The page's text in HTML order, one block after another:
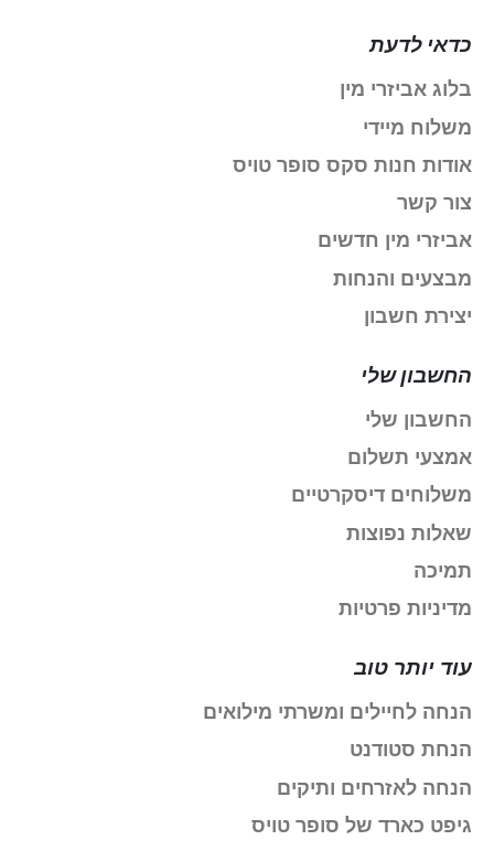
כדאי לדעת
בלוג אביזרי מין
משלוח מיידי
אודות חנות סקס סופר טויס
צור קשר
אביזרי מין חדשים
מבצעים והנחות
יצירת חשבון
החשבון שלי
החשבון שלי
אמצעי תשלום
משלוחים דיסקרטיים
שאלות נפוצות
תמיכה
מדיניות פרטיות
עוד יותר טוב
הנחה לחיילים ומשרתי מילואים
הנחת סטודנט
הנחה לאזרחים ותיקים
גיפט כארד של סופר טויס